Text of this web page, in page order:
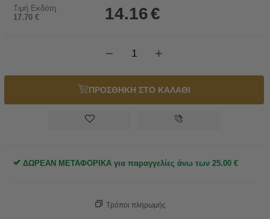
Τιμή Εκδότη
17.70 € 14.16€
+
−
ΠΡΟΣΘΗΚΗ ΣΤΟ ΚΑΛΑΘΙ
ΔΩΡΕΑΝ ΜΕΤΑΦΟΡΙΚΑ για παραγγελίες άνω των 25.00 €
Τρόποι πληρωμής